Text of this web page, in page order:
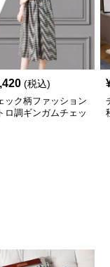
(税込)
ック柄ファッション
ロ調ギンガムチェッ